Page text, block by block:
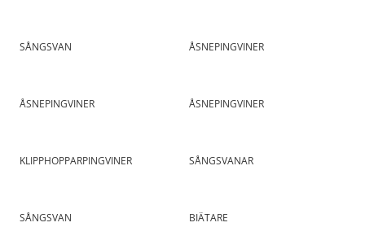
SÅNGSVAN ÅSNEPINGVINER
ÅSNEPINGVINER ÅSNEPINGVINER
KLIPPHOPPARPINGVINER SÅNGSVANAR
SÅNGSVAN BIÄTARE